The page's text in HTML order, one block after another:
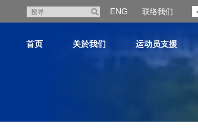
寻
ENG 联络我们
首页 关於我们 运动员支援